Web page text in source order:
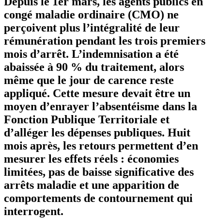
congé maladie ordinaire (CMO) ne
perçoivent plus l’intégralité de leur
rémunération pendant les trois premiers
mois d’arrêt. L’indemnisation a été
abaissée à 90 % du traitement, alors
même que le jour de carence reste
appliqué. Cette mesure devait être un
moyen d’enrayer l’absentéisme dans la
Fonction Publique Territoriale et
d’alléger les dépenses publiques. Huit
mois après, les retours permettent d’en
mesurer les effets réels : économies
limitées, pas de baisse significative des
arrêts maladie et une apparition de
comportements de contournement qui
interrogent.